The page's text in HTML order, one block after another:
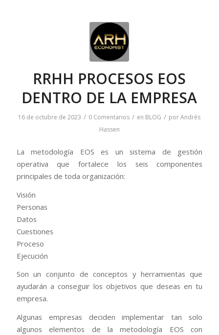
RRHH PROCESOS EOS
DENTRO DE LA EMPRESA
16 de octubre de 2023 / 0 Comentarios / en BLOG / porAndrés
Hassen
La metodología EOS es un sistema de gestión
operativa que fortalece los seis componentes
principales de toda organización:
Visión
Personas
Datos
Cuestiones
Proceso
Ejecución
Son un conjunto de conceptos y herramientas que
ayudarán a conseguir los objetivos que deseas en tu
empresa.
Algunas empresas deciden implementar tan solo
algunos elementos de la metodología EOS con